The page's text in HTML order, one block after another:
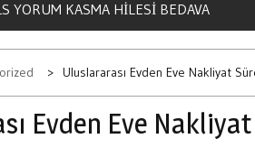
YORUM KASMA HILESI BEDAVA
Uluslararası Evden Eve Nakliyat
Evden Eve